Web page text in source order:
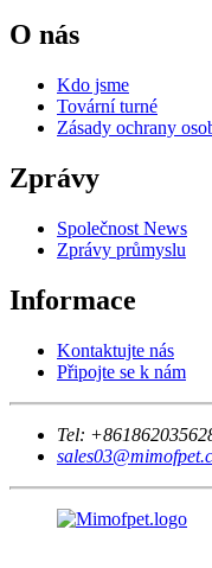
O nás
Kdo jsme
Tovární turné
Zásady ochrany
Zprávy
Společnost News
Zprávy průmyslu
Informace
Kontaktujte nás
Připojte se k nám
Tel: